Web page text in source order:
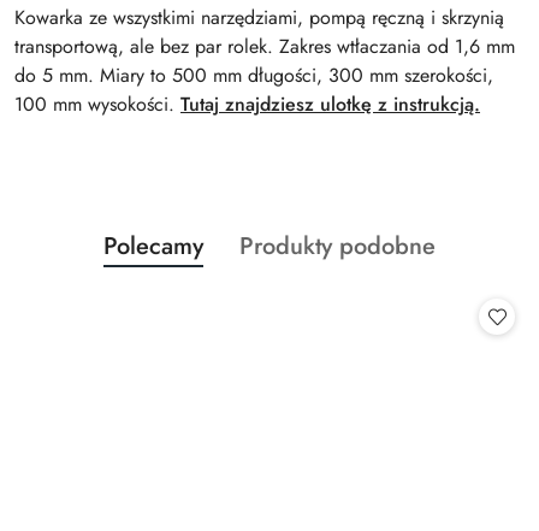
Kowarka ze wszystkimi narzędziami, pompą ręczną i skrzynią
transportową, ale bez par rolek. Zakres wtłaczania od 1,6 mm
do 5 mm. Miary to 500 mm długości, 300 mm szerokości,
100 mm wysokości. Tutaj znajdziesz ulotkę z instrukcją.
Pomiń karuzelę produktów
Produkty
o
Polecamy
Produkty
Produkty podobne